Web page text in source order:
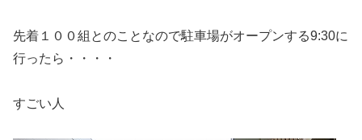
先着１００組とのことなので駐車場がオープンする9:30に
行ったら・・・・
すごい人